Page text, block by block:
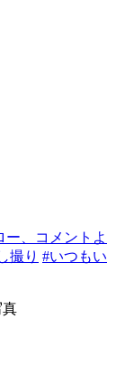
ー、コメントよ
撮り #いつもい
真